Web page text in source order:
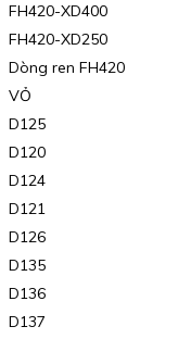
FH420-XD400
FH420-XD250
Dòng ren FH420
VỎ
D125
D120
D124
D121
D126
D135
D136
D137